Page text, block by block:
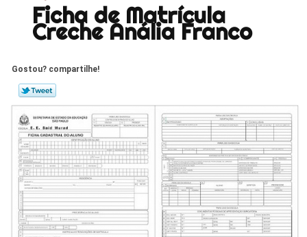
Ficha de Matrícula
Creche Anália Franco
Gostou? compartilhe!